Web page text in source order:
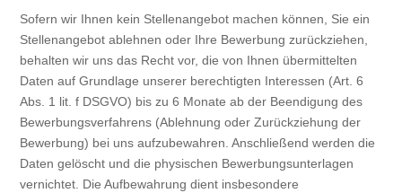
Sofern wir Ihnen kein Stellenangebot machen können, Sie ein
Stellenangebot ablehnen oder Ihre Bewerbung zurückziehen,
behalten wir uns das Recht vor, die von Ihnen übermittelten
Daten auf Grundlage unserer berechtigten Interessen (Art. 6
Abs. 1 lit. f DSGVO) bis zu 6 Monate ab der Beendigung des
Bewerbungsverfahrens (Ablehnung oder Zurückziehung der
Bewerbung) bei uns aufzubewahren. Anschließend werden die
Daten gelöscht und die physischen Bewerbungsunterlagen
vernichtet. Die Aufbewahrung dient insbesondere